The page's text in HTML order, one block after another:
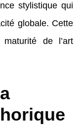
stylistique qui
globale. Cette
de l’art